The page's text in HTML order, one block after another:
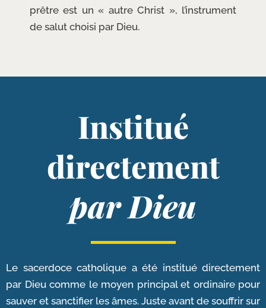
prêtre est un « autre Christ », l’instrument
de salut choi­si par Dieu.
Institué
directement
par Dieu
Le sacer­doce catho­lique a été ins­ti­tué direc­te­ment
par Dieu comme le moyen prin­ci­pal et ordi­naire pour
sau­ver et sanc­ti­fier les âmes. Juste avant de souf­frir sur